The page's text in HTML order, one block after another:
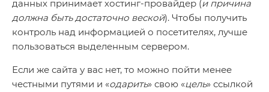
данных принимает хостинг-провайдер (и причина
должна быть достаточно веской). Чтобы получить
контроль над информацией о посетителях, лучше
пользоваться выделенным сервером.
Если же сайта у вас нет, то можно пойти менее
честными путями и «одарить» свою «цель» ссылкой